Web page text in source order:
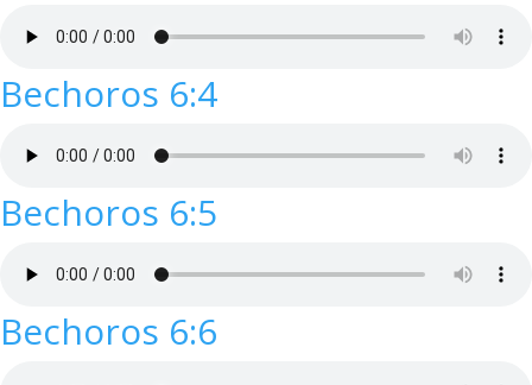
Bechoros 6:4
Bechoros 6:5
Bechoros 6:6